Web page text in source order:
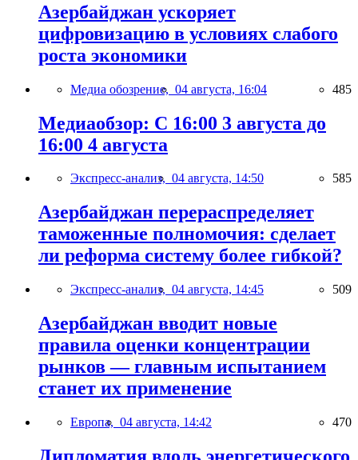
Азербайджан ускоряет
цифровизацию в условиях слабого
роста экономики
Медиа обозрение, 04 августа, 16:04 485
Медиаобзор: С 16:00 3 августа до
16:00 4 августа
Экспресс-анализ, 04 августа, 14:50 585
Азербайджан перераспределяет
таможенные полномочия: сделает
ли реформа систему более гибкой?
Экспресс-анализ, 04 августа, 14:45 509
Азербайджан вводит новые
правила оценки концентрации
рынков — главным испытанием
станет их применение
Европа, 04 августа, 14:42 470